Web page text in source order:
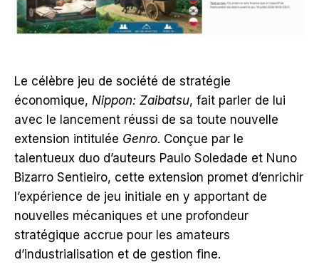
Le célèbre jeu de société de stratégie
économique, Nippon: Zaibatsu, fait parler de lui
avec le lancement réussi de sa toute nouvelle
extension intitulée Genro. Conçue par le
talentueux duo d’auteurs Paulo Soledade et Nuno
Bizarro Sentieiro, cette extension promet d’enrichir
l’expérience de jeu initiale en y apportant de
nouvelles mécaniques et une profondeur
stratégique accrue pour les amateurs
d’industrialisation et de gestion fine.